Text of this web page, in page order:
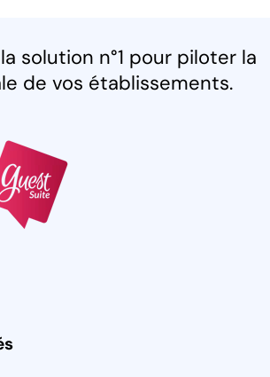
solution n°1 pour piloter la
de vos établissements.